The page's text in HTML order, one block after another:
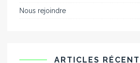
Nous rejoindre
ARTICLES